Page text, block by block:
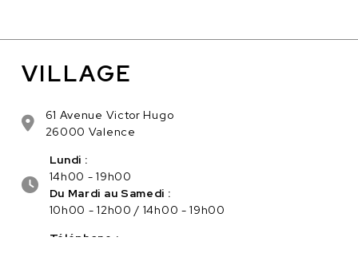
VILLAGE
61 Avenue Victor Hugo
26000 Valence
Lundi :
14h00 - 19h00
Du Mardi au Samedi :
10h00 - 12h00 / 14h00 - 19h00
Téléphone :